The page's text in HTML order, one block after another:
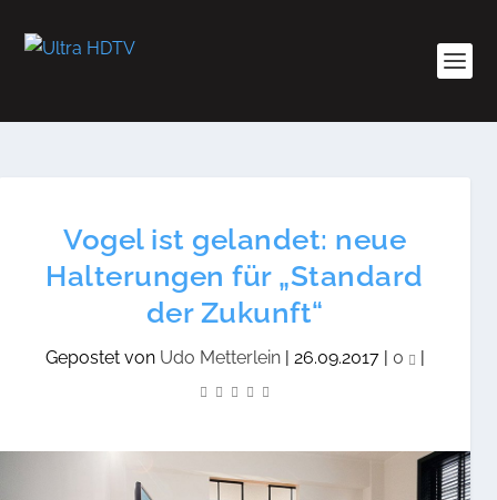
Vogel ist gelandet: neue
Halterungen für „Standard
der Zukunft“
Gepostet von Udo Metterlein| 26.09.2017| 0 |